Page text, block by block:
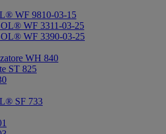
WF 9810-03-15
WF 3311-03-25
WF 3390-03-25
WH 840
ST 825
SF 733